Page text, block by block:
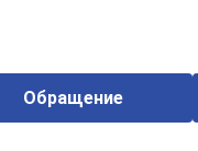
Обращение